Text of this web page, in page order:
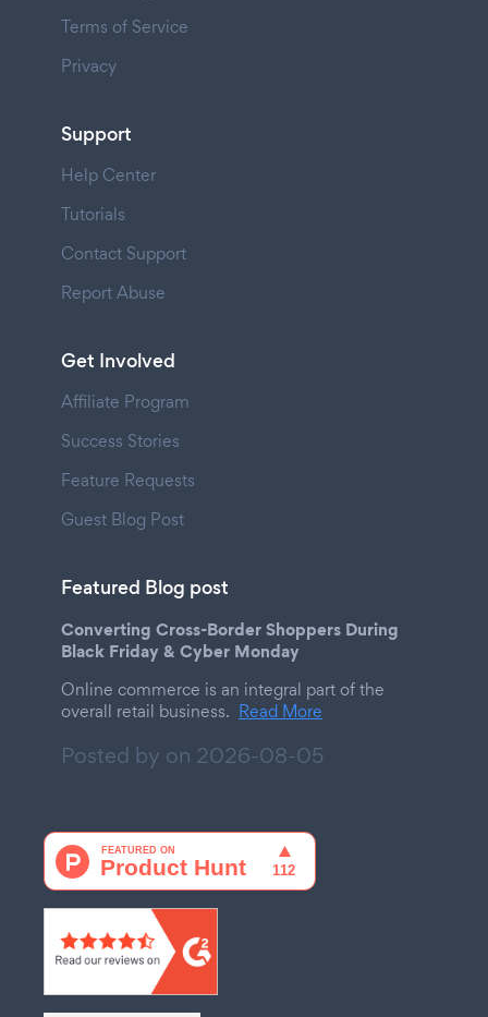
Terms of Service
Privacy
Support
Help Center
Tutorials
Contact Support
Report Abuse
Get Involved
Affiliate Program
Success Stories
Feature Requests
Guest Blog Post
Featured Blog post
Converting Cross-Border Shoppers During
Black Friday & Cyber Monday
Online commerce is an integral part of the
overall retail business. Read More
Posted by on 2026-08-05